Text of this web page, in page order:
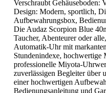
Verschraubt Gehäuseboden:
Design: Modern, sportlich,
Aufbewahrungsbox,
Die Audaz Scorpion Blue
Taucher, Abenteurer oder
Automatik-Uhr mit
Stundenindexe, hochwertige
professionelle Miyota-
zuverlässigen Begleiter über
einer hochwertigen
Bedienungsanleitung und